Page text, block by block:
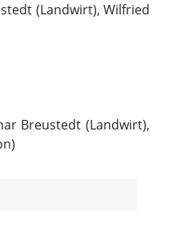
(Landwirt), Wilfried
Breustedt (Landwirt),